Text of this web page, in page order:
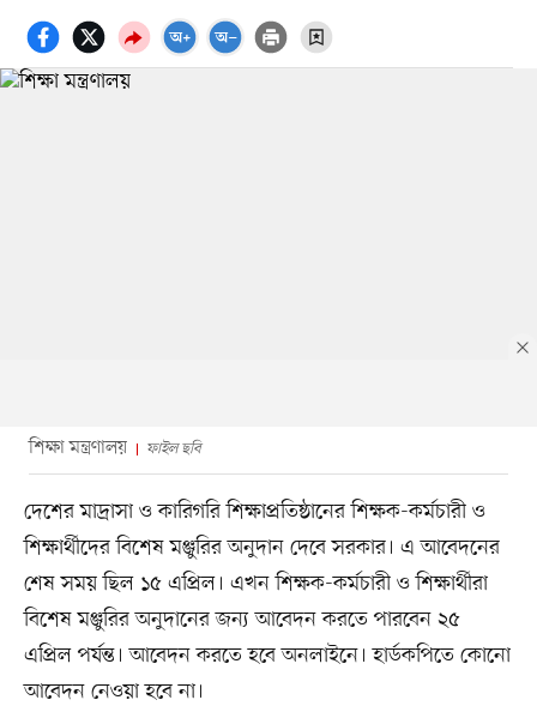
শিক্ষা মন্ত্রণালয় ফাইল ছবি
দেশের মাদ্রাসা ও কারিগরি শিক্ষাপ্রতিষ্ঠানের শিক্ষক-কর্মচারী ও
শিক্ষার্থীদের বিশেষ মঞ্জুরির অনুদান দেবে সরকার। এ আবেদনের
শেষ সময় ছিল ১৫ এপ্রিল। এখন শিক্ষক-কর্মচারী ও শিক্ষার্থীরা
বিশেষ মঞ্জুরির অনুদানের জন্য আবেদন করতে পারবেন ২৫
এপ্রিল পর্যন্ত। আবেদন করতে হবে অনলাইনে। হার্ডকপিতে কোনো
আবেদন নেওয়া হবে না।